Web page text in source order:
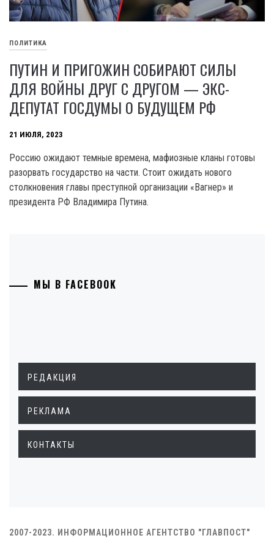
ПОЛИТИКА
ПУТИН И ПРИГОЖИН СОБИРАЮТ СИЛЫ
ДЛЯ ВОЙНЫ ДРУГ С ДРУГОМ — ЭКС-
ДЕПУТАТ ГОСДУМЫ О БУДУЩЕМ РФ
21 ИЮЛЯ, 2023
Россию ожидают темные времена, мафиозные кланы готовы
разорвать государство на части. Стоит ожидать нового
столкновения главы преступной организации «Вагнер» и
президента РФ Владимира Путина.
МЫ В FACEBOOK
РЕДАКЦИЯ
РЕКЛАМА
КОНТАКТЫ
2007-2023. ИНФОРМАЦИОННОЕ АГЕНТСТВО "ГЛАВПОСТ"